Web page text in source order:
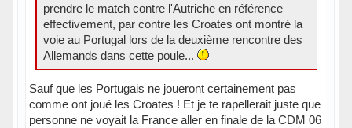
prendre le match contre l'Autriche en référence
effectivement, par contre les Croates ont montré la
voie au Portugal lors de la deuxième rencontre des
Allemands dans cette poule...
Sauf que les Portugais ne joueront certainement pas
comme ont joué les Croates ! Et je te rapellerait juste que
personne ne voyait la France aller en finale de la CDM 06